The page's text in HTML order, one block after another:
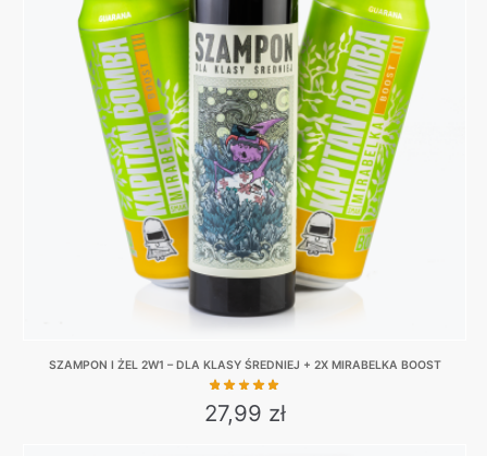
The
options
may
be
chosen
on
the
product
page
SZAMPON I ŻEL 2W1 – DLA KLASY ŚREDNIEJ + 2X MIRABELKA BOOST
27,99 zł